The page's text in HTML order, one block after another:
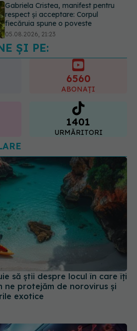
Medicii de la Fundeni demontează
unul dintre cele mai răspândite
mituri despre diabet
06.08.2026, 11:52
ȘI PE:
6560
ABONAȚI
1401
URMĂRITORI
ne protejăm de norovirus și
exotice